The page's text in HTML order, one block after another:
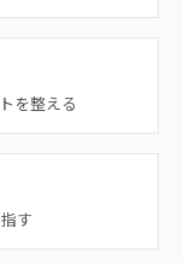
を整える
す